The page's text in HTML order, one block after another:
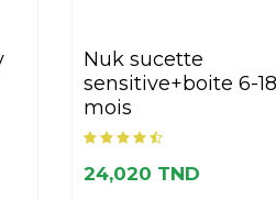
nuk sucette
sensitive+boite 6-18
mois
24,020 TND